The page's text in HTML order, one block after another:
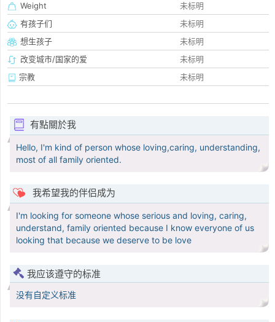
Weight
未标明
有孩子们
未标明
想生孩子
未标明
改变城市/国家的爱
未标明
宗教
未标明
有點關於我
Hello, I'm kind of person whose loving,caring, understanding,
most of all family oriented.
我希望我的伴侣成为
I'm looking for someone whose serious and loving, caring,
understand, family oriented because I know everyone of us
looking that because we deserve to be love
我应该遵守的标准
没有自定义标准